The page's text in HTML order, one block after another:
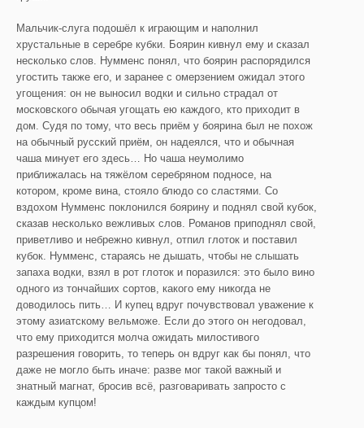
Мальчик-слуга подошёл к играющим и наполнил
хрустальные в серебре кубки. Боярин кивнул ему и сказал
несколько слов. Нумменс понял, что боярин распорядился
угостить также его, и заранее с омерзением ожидал этого
угощения: он не выносил водки и сильно страдал от
московского обычая угощать ею каждого, кто приходит в
дом. Судя по тому, что весь приём у боярина был не похож
на обычный русский приём, он надеялся, что и обычная
чаша минует его здесь… Но чаша неумолимо
приближалась на тяжёлом серебряном подносе, на
котором, кроме вина, стояло блюдо со сластями. Со
вздохом Нумменс поклонился боярину и поднял свой кубок,
сказав несколько вежливых слов. Романов приподнял свой,
приветливо и небрежно кивнул, отпил глоток и поставил
кубок. Нумменс, стараясь не дышать, чтобы не слышать
запаха водки, взял в рот глоток и поразился: это было вино
одного из тончайших сортов, какого ему никогда не
доводилось пить… И купец вдруг почувствовал уважение к
этому азиатскому вельможе. Если до этого он негодовал,
что ему приходится молча ожидать милостивого
разрешения говорить, то теперь он вдруг как бы понял, что
даже не могло быть иначе: разве мог такой важный и
знатный магнат, бросив всё, разговаривать запросто с
каждым купцом!